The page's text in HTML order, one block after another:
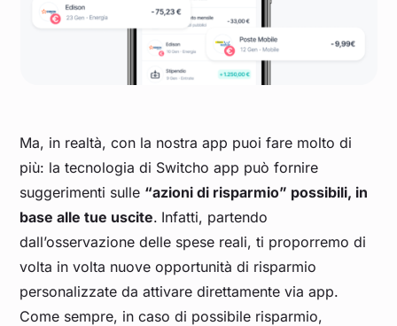
Ma, in realtà, con la nostra app puoi fare molto di
più: la tecnologia di Switcho app può fornire
suggerimenti sulle “azioni di risparmio” possibili, in
base alle tue uscite. Infatti, partendo
dall’osservazione delle spese reali, ti proporremo di
volta in volta nuove opportunità di risparmio
personalizzate da attivare direttamente via app.
Come sempre, in caso di possibile risparmio,